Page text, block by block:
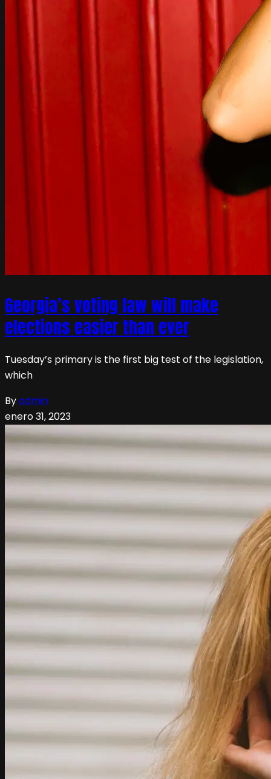
Georgia’s voting law will make
elections easier than ever
Tuesday’s primary is the first big test of the legislation,
which
Byadmin
enero 31, 2023